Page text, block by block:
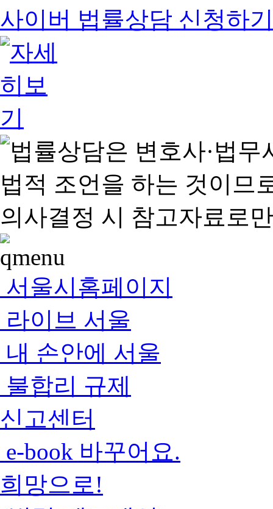
사이버 법률상담 신청하기
서울시홈페이지
라이브 서울
내 손안에 서울
불합리 규제
신고센터
e-book 바꾸어요.
희망으로!